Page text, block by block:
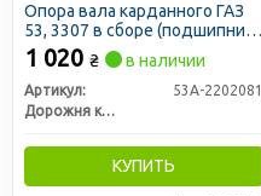
Опора вала карданного ГАЗ
53, 3307 в сборе (подшипник
ДК) (ДК)
1 020 ₴ в наличии
Артикул:
53А-2202081
Дорожня карта
КУПИТЬ